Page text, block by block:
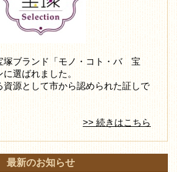
塚ブランド「モノ・コト・バ 宝
選ばれました。
資源として市から認められた証しで
>> 続きはこちら
最新のお知らせ